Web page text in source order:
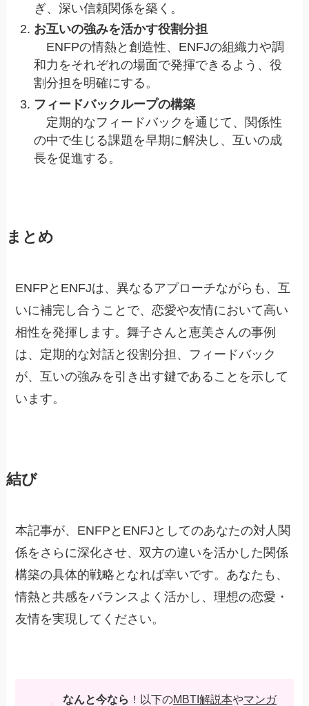
ぎ、深い信頼関係を築く。
お互いの強みを活かす役割分担
ENFPの情熱と創造性、ENFJの組織力や調
和力をそれぞれの場面で発揮できるよう、役
割分担を明確にする。
フィードバックループの構築
定期的なフィードバックを通じて、関係性
の中で生じる課題を早期に解決し、互いの成
長を促進する。
まとめ
ENFPとENFJは、異なるアプローチながらも、互
いに補完し合うことで、恋愛や友情において高い
相性を発揮します。舞子さんと恵美さんの事例
は、定期的な対話と役割分担、フィードバック
が、互いの強みを引き出す鍵であることを示して
います。
結び
本記事が、ENFPとENFJとしてのあなたの対人関
係をさらに深化させ、双方の違いを活かした関係
構築の具体的戦略となれば幸いです。あなたも、
情熱と共感をバランスよく活かし、理想の恋愛・
友情を実現してください。
なんと今なら ！以下のMBTI解説本やマンガ